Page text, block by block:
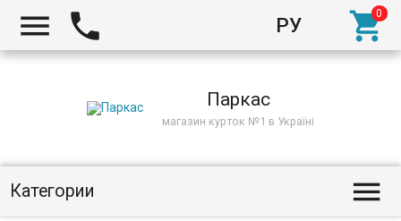
РУ
  
Паркас
магазин курток №1 в Україні
Категории 